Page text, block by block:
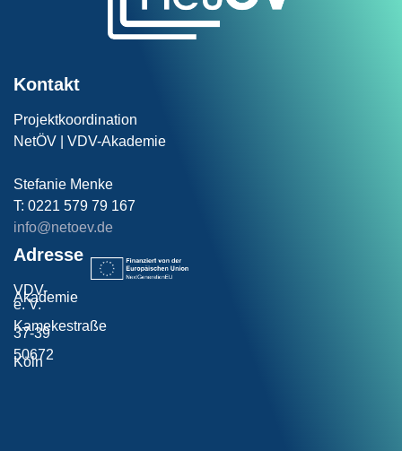
Kontakt
Projektkoordination
NetÖV | VDV-Akademie
Stefanie Menke
T: 0221 579 79 167
info@netoev.de
Adresse
VDV-
Akademie
e. V.
Kamekestraße
37-39
50672
Köln